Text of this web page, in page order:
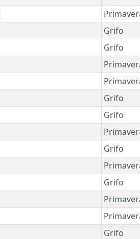
Grifo
Grifo
Grifo
Grifo
Grifo
Grifo
Grifo